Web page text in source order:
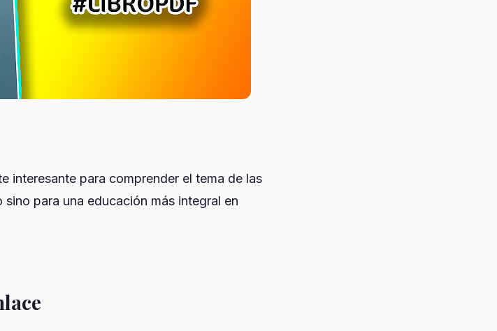
interesante para comprender el tema de las
para una educación más integral en